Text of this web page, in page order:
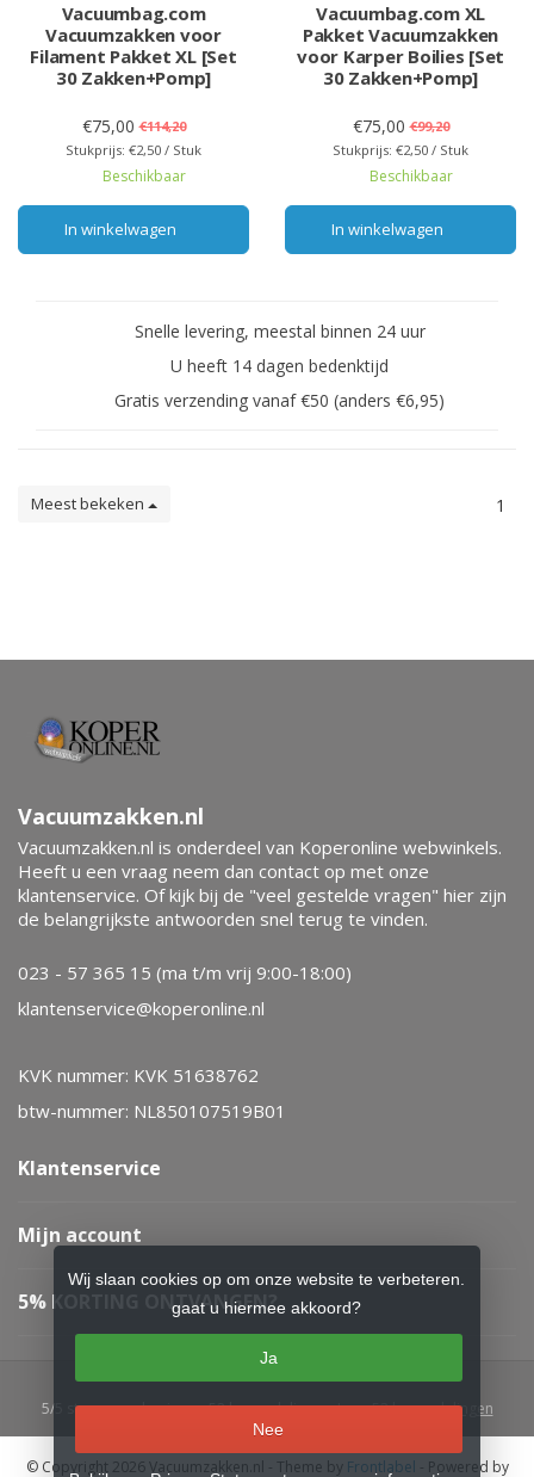
Vacuumbag.com
Vacuumzakken voor
Filament Pakket XL [Set
30 Zakken+Pomp]
€75,00 €114,20
Stukprijs: €2,50 / Stuk
Beschikbaar
In winkelwagen
Vacuumbag.com XL
Pakket Vacuumzakken
voor Karper Boilies [Set
30 Zakken+Pomp]
€75,00 €99,20
Stukprijs: €2,50 / Stuk
Beschikbaar
In winkelwagen
Snelle levering, meestal binnen 24 uur
U heeft 14 dagen bedenktijd
Gratis verzending vanaf €50 (anders €6,95)
Meest bekeken 1
Vacuumzakken.nl
Vacuumzakken.nl is onderdeel van Koperonline webwinkels.
Heeft u een vraag neem dan contact op met onze
klantenservice. Of kijk bij de "veel gestelde vragen" hier zijn
de belangrijkste antwoorden snel terug te vinden.
023 - 57 365 15 (ma t/m vrij 9:00-18:00)
klantenservice@koperonline.nl
KVK nummer: KVK 51638762
btw-nummer: NL850107519B01
Klantenservice
Mijn account
5% KORTING ONTVANGEN?
5/ sterren op basis van52beoordelingen.Lees 52 beoordelingen
Wij slaan cookies op om onze website te verbeteren.
gaat u hiermee akkoord?
Ja
Nee
© Copyright 2026 Vacuumzakken.nl - Theme by Frontlabel - Powered by